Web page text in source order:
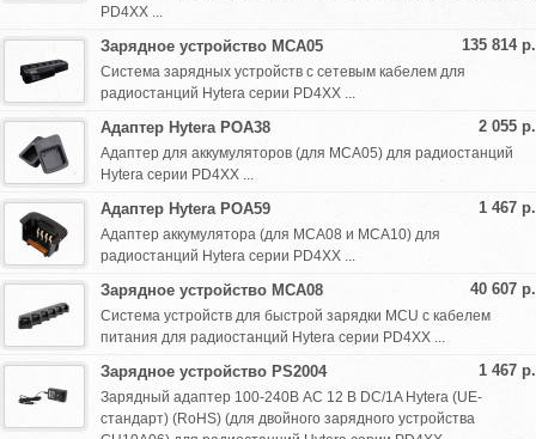
PD4XX ...
135 814 р.
Зарядное устройство MCA05
Система зарядных устройств с сетевым кабелем для
радиостанций Hytera серии PD4XX ...
2 055 р.
Адаптер Hytera POA38
Адаптер для аккумуляторов (для MCA05) для радиостанций
Hytera серии PD4XX ...
1 467 р.
Адаптер Hytera POA59
Адаптер аккумулятора (для MCA08 и MCA10) для
радиостанций Hytera серии PD4XX ...
40 607 р.
Зарядное устройство MCA08
Система устройств для быстрой зарядки MCU с кабелем
питания для радиостанций Hytera серии PD4XX ...
1 467 р.
Зарядное устройство PS2004
Зарядный адаптер 100-240В AC 12 В DC/1A Hytera (UE-
стандарт) (RoHS) (для двойного зарядного устройства